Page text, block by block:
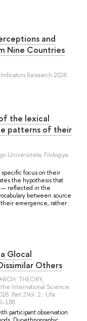
and
Nine Countries
Research 2026
the lexical
patterns of their
Universiteta, Filologiya
specific focus on their
the hypothesis that
— reflected in the
between source
emergence, rather
Glocal
Others
THEORY,
the International Science
Part 2Vol. 2.: Ufa:
participant observation